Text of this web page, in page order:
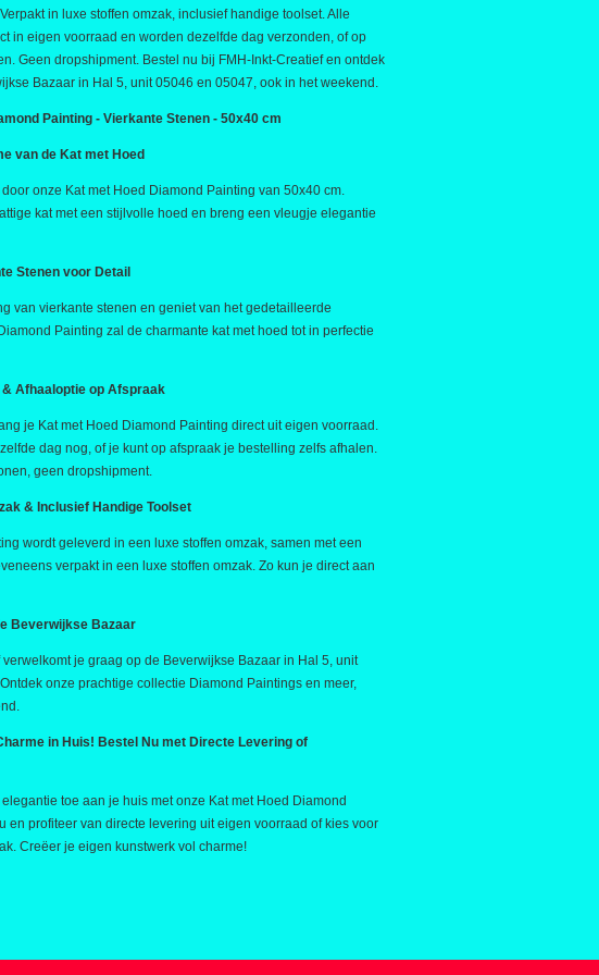
in luxe stoffen omzak, inclusief handige toolset. Alle
in eigen voorraad en worden dezelfde dag verzonden, of op
Geen dropshipment. Bestel nu bij FMH-Inkt-Creatief en ontdek
Bazaar in Hal 5, unit 05046 en 05047, ook in het weekend.
Painting - Vierkante Stenen - 50x40 cm
van de Kat met Hoed
onze Kat met Hoed Diamond Painting van 50x40 cm.
kat met een stijlvolle hoed en breng een vleugje elegantie
Stenen voor Detail
van vierkante stenen en geniet van het gedetailleerde
Painting zal de charmante kat met hoed tot in perfectie
Afhaaloptie op Afspraak
je Kat met Hoed Diamond Painting direct uit eigen voorraad.
dag nog, of je kunt op afspraak je bestelling zelfs afhalen.
geen dropshipment.
& Inclusief Handige Toolset
wordt geleverd in een luxe stoffen omzak, samen met een
verpakt in een luxe stoffen omzak. Zo kun je direct aan
Beverwijkse Bazaar
verwelkomt je graag op de Beverwijkse Bazaar in Hal 5, unit
onze prachtige collectie Diamond Paintings en meer,
in Huis! Bestel Nu met Directe Levering of
toe aan je huis met onze Kat met Hoed Diamond
en profiteer van directe levering uit eigen voorraad of kies voor
Creëer je eigen kunstwerk vol charme!